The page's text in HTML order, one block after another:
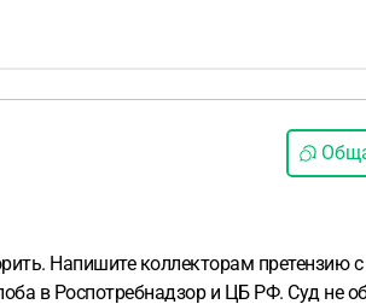
Напишите коллекторам претензию
в Роспотребнадзор и ЦБ РФ. Суд не